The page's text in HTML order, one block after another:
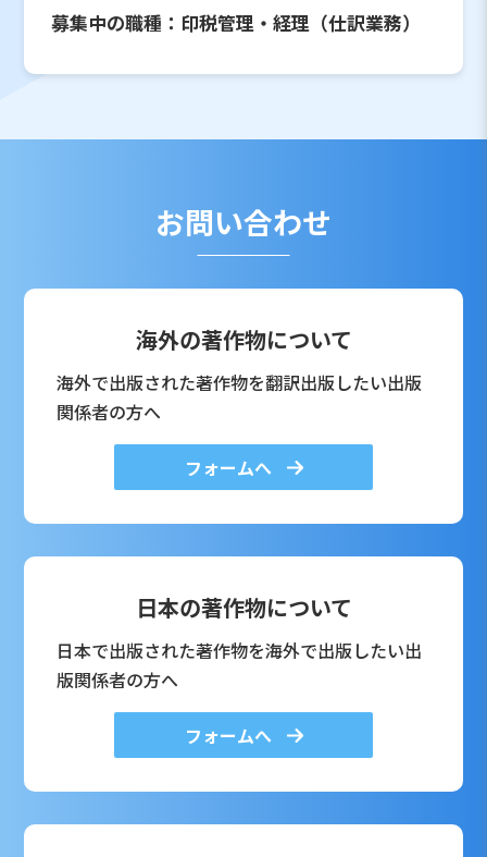
募集中の職種：印税管理・経理（仕訳業務）
お問い合わせ
海外の著作物について
海外で出版された著作物を翻訳出版したい出版
関係者の方へ
フォームへ
日本の著作物について
日本で出版された著作物を海外で出版したい出
版関係者の方へ
フォームへ